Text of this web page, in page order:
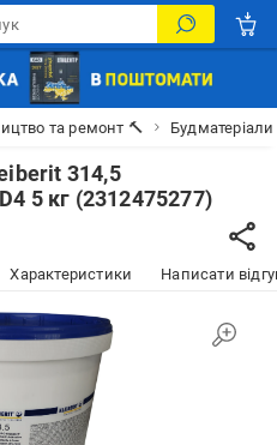
та ремонт 🔨 Будматеріали
314,5
5 кг (2312475277)
Характеристики Написати